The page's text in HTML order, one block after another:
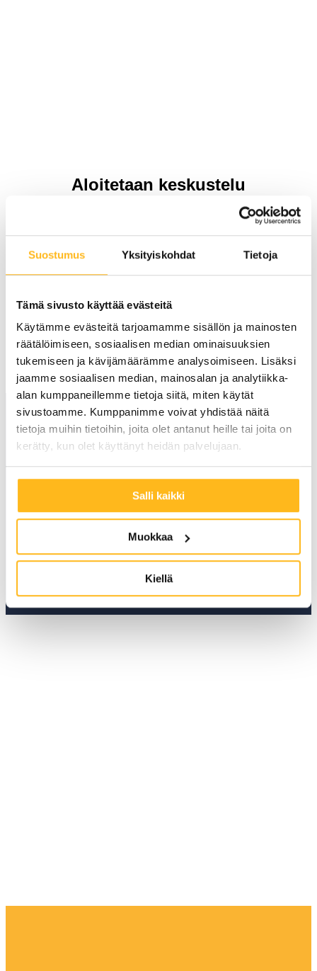
Suostumus Yksityiskohdat Tietoja
Tämä sivusto käyttää evästeitä
Käytämme evästeitä tarjoamamme sisällön ja mainosten
räätälöimiseen, sosiaalisen median ominaisuuksien
tukemiseen ja kävijämäärämme analysoimiseen. Lisäksi
jaamme sosiaalisen median, mainosalan ja analytiikka-
alan kumppaneillemme tietoja siitä, miten käytät
sivustoamme. Kumppanimme voivat yhdistää näitä
tietoja muihin tietoihin, joita olet antanut heille tai joita on
kerätty, kun olet käyttänyt heidän palvelujaan.
Salli kaikki
Muokkaa
Kiellä
Aloitetaan keskustelu
älykkäämmästä energiasta jo
Kotiakun ja / tai aurinkovoimalan tilaaminen
poweralta on helppoa ja vaivatonta. Teemme sinulle
Pyydä tarjous / kysy lisää
Powera Yhtiöt
Vaihde+358 29 3700 219